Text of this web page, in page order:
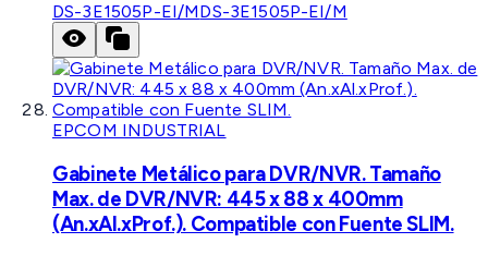
DS-3E1505P-EI/MDS-3E1505P-EI/M
EPCOM INDUSTRIAL
Gabinete Metálico para DVR/NVR. Tamaño
Max. de DVR/NVR: 445 x 88 x 400mm
(An.xAl.xProf.). Compatible con Fuente SLIM.